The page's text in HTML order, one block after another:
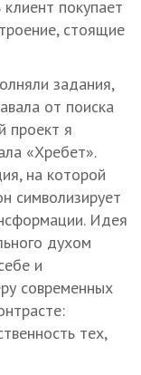
покупает
стоящие
задания,
от поиска
проект я
«Хребет».
на которой
символизирует
Идея
духом
и
современных
тех,